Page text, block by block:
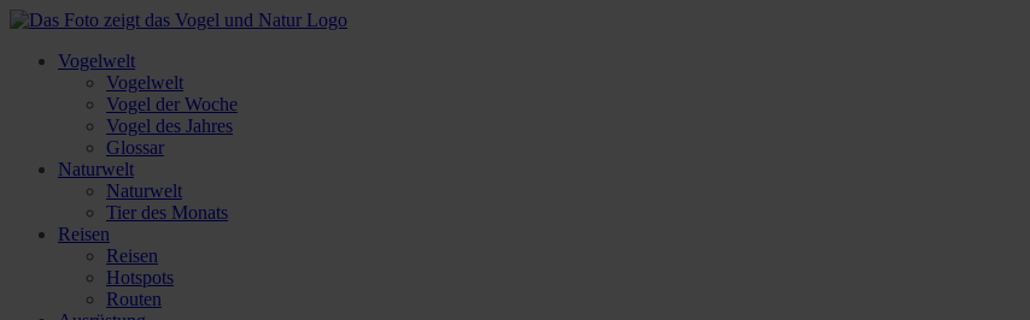
Vogelwelt
Vogelwelt
Vogel der Woche
Vogel des Jahres
Glossar
Naturwelt
Naturwelt
Tier des Monats
Reisen
Reisen
Hotspots
Routen